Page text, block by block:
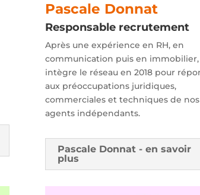
Pascale Donnat
Responsable recrutement
Après une expérience en RH, en
communication puis en immobilier,
intègre le réseau en 2018 pour
aux préoccupations juridiques,
commerciales et techniques de
agents indépendants.
Pascale Donnat - en savoir
plus